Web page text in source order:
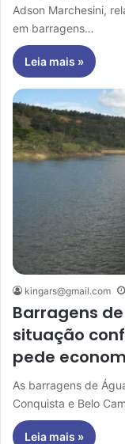
Adson Marchesini,
em barragens…
Leia mais »
kingars@gmail.com
Barragens
situação
pede
As barragens de
Conquista e Belo
Leia mais »